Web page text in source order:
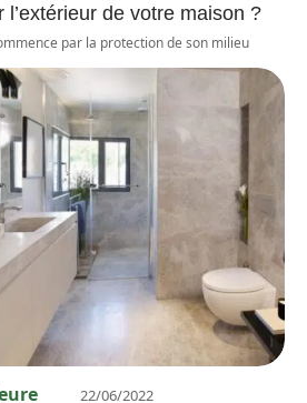
l’extérieur de votre maison ?
par la protection de son milieu
22/06/2022